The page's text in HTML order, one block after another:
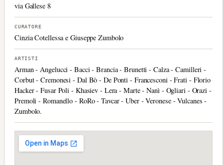
via Gallese 8
CURATORE
Cinzia Cotellessa e Giuseppe Zumbolo
ARTISTI
Arman - Angelucci - Bacci - Brancia - Brunetti - Calza - Camilleri -
Corbut - Cremonesi - Dal Bò - De Ponti - Francesconi - Frati - Florio
Hacker - Fusar Poli - Khasiev - Lera - Marte - Nanì - Ogliari - Orazi -
Premoli - Romanello - RoRo - Tavcar - Uber - Veronese - Vulcanes -
Zumbolo.